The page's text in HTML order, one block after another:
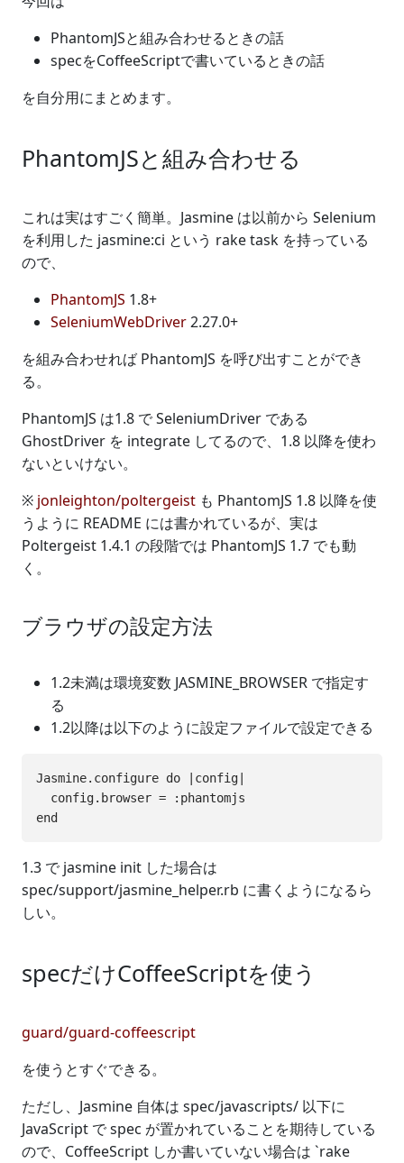
PhantomJSと組み合わせるときの話
specをCoffeeScriptで書いているときの話
を自分用にまとめます。
PhantomJSと組み合わせる
これは実はすごく簡単。Jasmine は以前から Selenium
を利用した jasmine:ci という rake task を持っている
ので、
PhantomJS 1.8+
SeleniumWebDriver2.27.0+
を組み合わせれば PhantomJS を呼び出すことができ
る。
PhantomJS は1.8 で SeleniumDriver である
GhostDriver を integrate してるので、1.8 以降を使わ
ないといけない。
※ jonleighton/poltergeist も PhantomJS 1.8 以降を使
うように README には書かれているが、実は
Poltergeist 1.4.1 の段階では PhantomJS 1.7 でも動
く。
ブラウザの設定方法
1.2未満は環境変数 JASMINE_BROWSER で指定す
る
1.2以降は以下のように設定ファイルで設定できる
Jasmine.configure do |config|
  config.browser = :phantomjs
1.3 で jasmine init した場合は
spec/support/jasmine_helper.rb に書くようになるら
しい。
specだけCoffeeScriptを使う
guard/guard-coffeescript
を使うとすぐできる。
ただし、Jasmine 自体は spec/javascripts/ 以下に
JavaScript で spec が置かれていることを期待している
ので、CoffeeScript しか書いていない場合は `rake